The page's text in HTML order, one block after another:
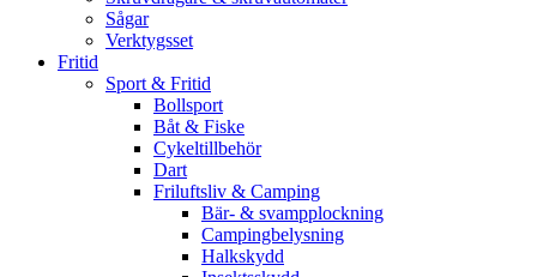
Sågar
Verktygsset
Fritid
Sport & Fritid
Bollsport
Båt & Fiske
Cykeltillbehör
Dart
Friluftsliv & Camping
Bär- & svampplockning
Campingbelysning
Halkskydd